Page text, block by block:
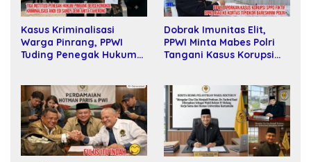
Kasus Kriminalisasi
Warga Pinrang, PPWI
Tuding Penegak Hukum
Dobrak Imunitas Elit,
PPWI Minta Mabes Polri
Tangani Kasus Korupsi